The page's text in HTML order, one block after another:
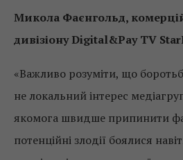
Микола Фаєнгольд,
дивізіону Digital&Pay TV
«Важливо розуміти, що
не локальний інтерес
якомога швидше припинити
потенційні злодії боялися